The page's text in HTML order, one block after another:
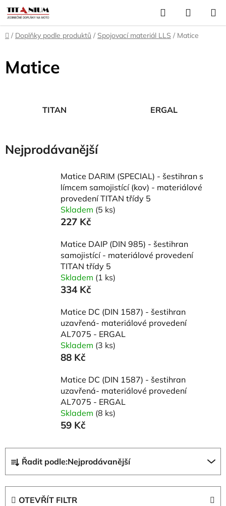
Přejít
na
obsah
Hledat
KOŠÍK
Domů
/ Doplňky podle produktů / Spojovací materiál LLS / Matice
Matice
TITAN ERGAL
Nejprodávanější
Matice DARIM (SPECIAL) - šestihran s
límcem samojistící (kov) - materiálové
provedení TITAN třídy 5
Skladem (5 ks)
227 Kč
Matice DAIP (DIN 985) - šestihran
samojistící - materiálové provedení
TITAN třídy 5
Skladem (1 ks)
334 Kč
Matice DC (DIN 1587) - šestihran
uzavřená- materiálové provedení
AL7075 - ERGAL
Skladem (3 ks)
88 Kč
Matice DC (DIN 1587) - šestihran
uzavřená- materiálové provedení
AL7075 - ERGAL
Skladem (8 ks)
59 Kč
a
z
Řadit podle:Nejprodávanější
OTEVŘÍT FILTR